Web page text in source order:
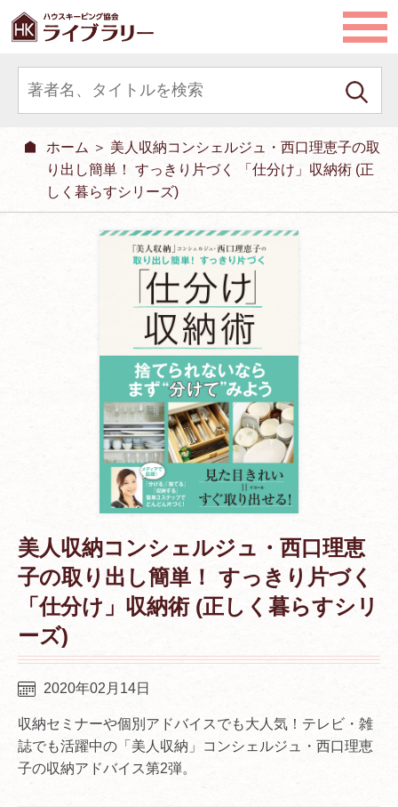
ホーム ＞ 美人収納コンシェルジュ・西口理恵子の取
り出し簡単！ すっきり片づく 「仕分け」収納術 (正
しく暮らすシリーズ)
美人収納コンシェルジュ・西口理恵
子の取り出し簡単！ すっきり片づく
「仕分け」収納術 (正しく暮らすシリ
ーズ)
2020年02月14日
収納セミナーや個別アドバイスでも大人気！テレビ・雑
誌でも活躍中の「美人収納」コンシェルジュ・西口理恵
子の収納アドバイス第2弾。